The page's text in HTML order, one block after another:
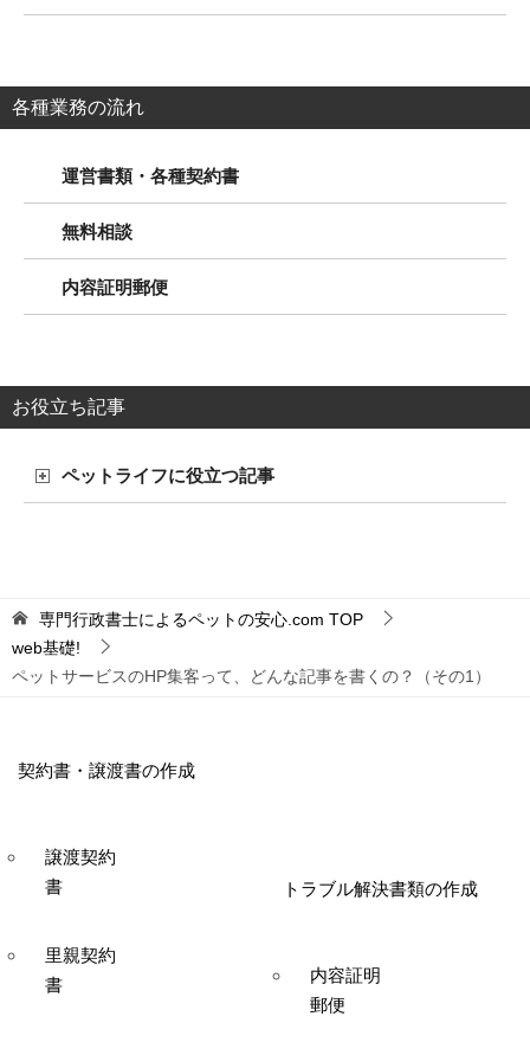
各種業務の流れ
運営書類・各種契約書
無料相談
内容証明郵便
お役立ち記事
ペットライフに役立つ記事
専門行政書士によるペットの安心.com TOP
web基礎!
ペットサービスのHP集客って、どんな記事を書くの？（その1）
契約書・譲渡書の作成
譲渡契約
書
里親契約
書
トラブル解決書類の作成
内容証明
郵便